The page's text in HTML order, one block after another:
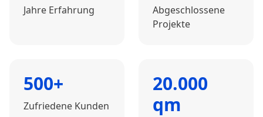
Jahre Erfahrung
Abgeschlossene
Projekte
500+
Zufriedene Kunden
20.000
qm